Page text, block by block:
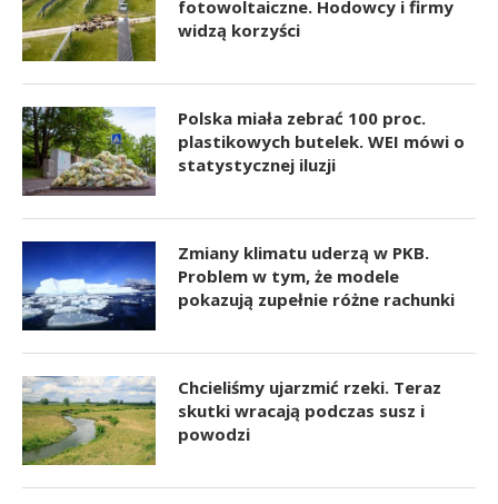
fotowoltaiczne. Hodowcy i firmy
widzą korzyści
Polska miała zebrać 100 proc.
plastikowych butelek. WEI mówi o
statystycznej iluzji
Zmiany klimatu uderzą w PKB.
Problem w tym, że modele
pokazują zupełnie różne rachunki
Chcieliśmy ujarzmić rzeki. Teraz
skutki wracają podczas susz i
powodzi